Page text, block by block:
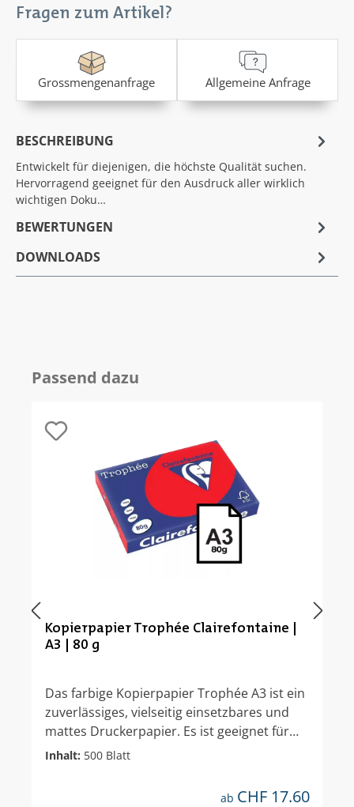
Fragen zum Artikel?
Grossmengenanfrage Allgemeine Anfrage
BESCHREIBUNG
Entwickelt für diejenigen, die höchste Qualität suchen.
Hervorragend geeignet für den Ausdruck aller wirklich
wichtigen Doku…
BEWERTUNGEN
DOWNLOADS
Passend dazu
Kopierpapier Trophée Clairefontaine |
A3 | 80 g
Das farbige Kopierpapier Trophée A3 ist ein
zuverlässiges, vielseitig einsetzbares und
mattes Druckerpapier. Es ist geeignet für
das Kopieren, Laserdrucken, Inkjetdrucken
Geeignet für:- Kopierpapier- Laser-
Inhalt: 500 Blatt
regulärer preis:
ab CHF 17.60